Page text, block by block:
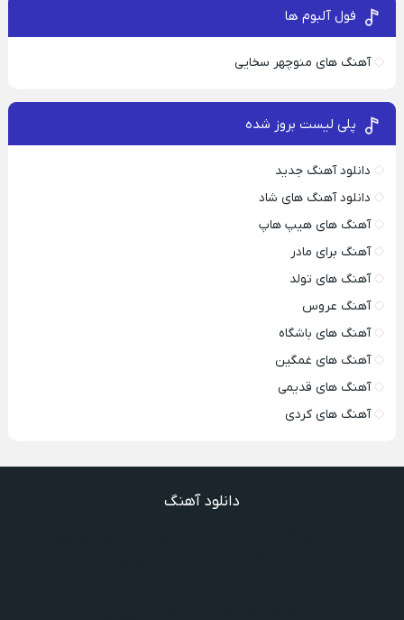
فول آلبوم ها
آهنگ های منوچهر سخایی
پلی لیست بروز شده
دانلود آهنگ جدید
دانلود آهنگ های شاد
آهنگ های هیپ هاپ
آهنگ برای مادر
آهنگ های تولد
آهنگ عروس
آهنگ های باشگاه
آهنگ های غمگین
آهنگ های قدیمی
آهنگ های کردی
دانلود آهنگ